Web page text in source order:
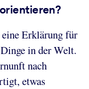
Erklärung für
in der Welt.
nach
etwas